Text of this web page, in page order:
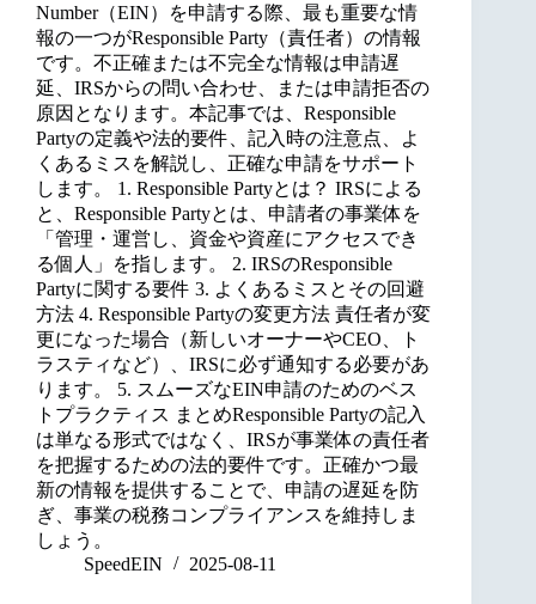
Number（EIN）を申請する際、最も重要な情
報の一つがResponsible Party（責任者）の情報
です。不正確または不完全な情報は申請遅
延、IRSからの問い合わせ、または申請拒否の
原因となります。本記事では、Responsible
Partyの定義や法的要件、記入時の注意点、よ
くあるミスを解説し、正確な申請をサポート
します。 1. Responsible Partyとは？ IRSによる
と、Responsible Partyとは、申請者の事業体を
「管理・運営し、資金や資産にアクセスでき
る個人」を指します。 2. IRSのResponsible
Partyに関する要件 3. よくあるミスとその回避
方法 4. Responsible Partyの変更方法 責任者が変
更になった場合（新しいオーナーやCEO、ト
ラスティなど）、IRSに必ず通知する必要があ
ります。 5. スムーズなEIN申請のためのベス
トプラクティス まとめResponsible Partyの記入
は単なる形式ではなく、IRSが事業体の責任者
を把握するための法的要件です。正確かつ最
新の情報を提供することで、申請の遅延を防
ぎ、事業の税務コンプライアンスを維持しま
しょう。
SpeedEIN
2025-08-11